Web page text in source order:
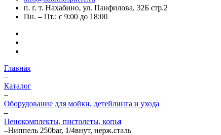
п. г. т. Нахабино, ул. Панфилова, 32Б стр.2
Пн. – Пт.: с 9:00 до 18:00
Главная
–
Каталог
–
Оборудование для мойки, детейлинга и ухода
–
Пенокомплекты, пистолеты, копья
–Ниппель 250bar, 1/4внут, нерж.сталь